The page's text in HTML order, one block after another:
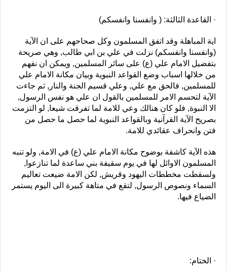
· القاعدة الثالثة: ( وانفسنا وانفسكم)
اية المباهلة وقد اتفق المسلمون وكل صحاحهم على ان الآية
(وانفسنا وانفسكم) نزلت في علي بن ابي طالب, وهي صريحة
بتفضيل الامام علي (ع) على سائر المسلمين, ويمكن ان نفهم
من خلالها اسباب وضع القواعد النبوية وبيان مكانة الامام علي
للمسلمين, فالحق مع علي, وعلي قسيم الجنة والنار, ثم جاءت
الآية لتحسم الامر للمسلمين بالقول ان علي هو نفس الرسول,
الا النبوة, فلو كان هنالك وعي للامة لما تفرقت شيعا, لو التزمت
بصريح الآية القرآنية وبالقواعد النبوية لما حصل ما حصل من
فتن وانحراف عقائدي للامة.
هذه الآية كاشفة بوضوح مكانة الامام علي (ع) في الامة, ولو تنبه
المسلمون الاوائل لها في يوم سقيفة بني ساعدة لما تنازعوا,
ولسقطت مخططات اليهود وقريش, لكن الامة ضيعت تعاليم
السماء ونصوص الرسول, لتقع في متاهة كبيرة الى اليوم يستمر
الضياع فيها.
· الختام: